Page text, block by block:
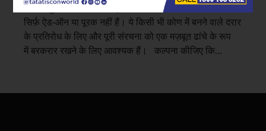
एक बिल्कुल सामान्य स्टील लूप्स को ‘स्टिरप्स’ कहा जाता है। यह
सिर्फ़ ऐड-ऑन या पूरक नहीं हैं। ये किसी भी कोण में बनने वाले दरार
के प्रतिरोध के लिए और पूरी संरचना को एक मज़बूत ढांचे के रूप
में बरकरार रखने के लिए आवश्यक हैं। कल्पना कीजिए कि…